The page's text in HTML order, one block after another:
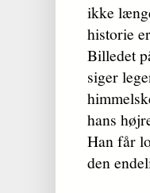
ikke
historie
Billedet
siger
hans
Han får
den